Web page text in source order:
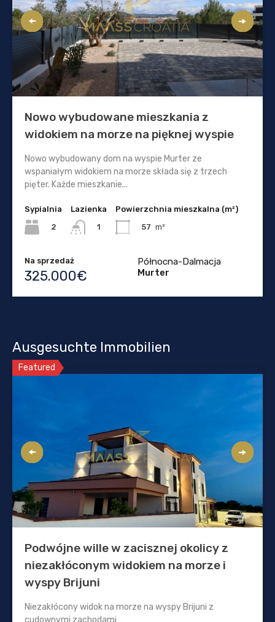
Nowo wybudowane mieszkania z
widokiem na morze na pięknej wyspie
Nowo wybudowany dom na wyspie Murter ze
wspaniałym widokiem na morze składa się z trzech
pięter. Każde mieszkanie...
Sypialnia
2
Lazienka
1
Powierzchnia mieszkalna (m²)
57 m²
Na sprzedaż
325.000€
Północna-Dalmacja
Murter
Ausgesuchte Immobilien
Featured
Podwójne wille w zacisznej okolicy z
niezakłóconym widokiem na morze i
wyspy Brijuni
Niezakłócony widok na morze na wyspy Brijuni z